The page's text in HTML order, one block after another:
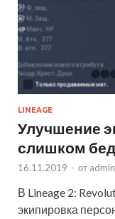
LINEAGE
Улучшение
слишком
16.11.2019 - от admin
В Lineage 2:
экипировка